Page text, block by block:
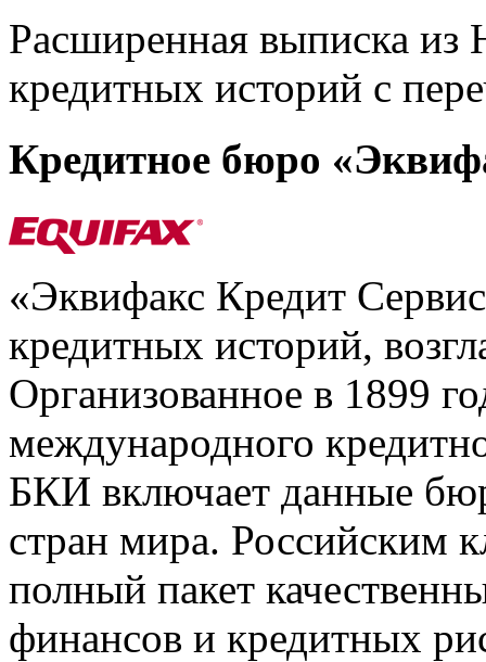
Расширенная выписка из
кредитных историй с
Кредитное бюро
«Эквифакс Кредит
кредитных историй,
Организованное в 1899
международного
БКИ включает данные
стран мира. Российским
полный пакет
финансов и кредитных